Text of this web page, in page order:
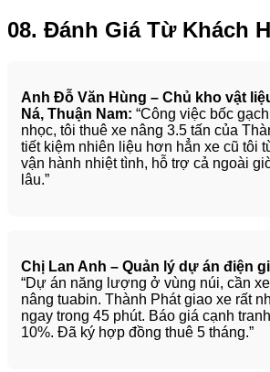
08. Đánh Giá Từ Khách
Anh Đỗ Văn Hùng – Chủ kho vật
Ná, Thuận Nam: “Công việc bốc
nhọc, tôi thuê xe nâng 3.5 tấn của
tiết kiệm nhiên liệu hơn hẳn xe cũ tôi
vận hành nhiệt tình, hỗ trợ cả ngoài
lâu.”
Chị Lan Anh – Quản lý dự án điện
“Dự án năng lượng ở vùng núi, cần
nâng tuabin. Thành Phát giao xe rất
ngay trong 45 phút. Báo giá cạnh
10%. Đã ký hợp đồng thuê 5 tháng.”